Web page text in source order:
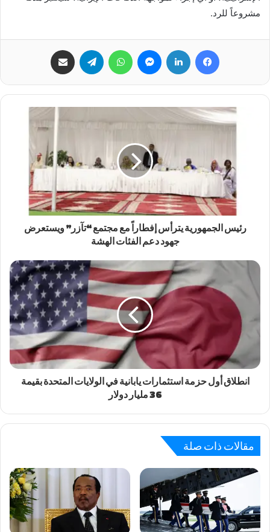
مشروعاً للرد.
فيسبوك لينكدإن ماسنجر واتساب تيلقرام
رئيس الجمهورية يترأس إفطاراً مع مجتمع “تآزر” ويستعرض
جهود دعم الفئات الهشة
انطلاق أول حزمة استثمارات يابانية في الولايات المتحدة بقيمة
36 مليار دولار
مقالات ذات صلة